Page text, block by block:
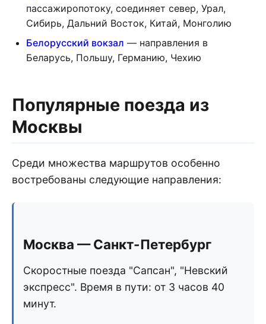
пассажиропотоку, соединяет север, Урал,
Сибирь, Дальний Восток, Китай, Монголию
Белорусский вокзал — направления в
Беларусь, Польшу, Германию, Чехию
Популярные поезда из
Москвы
Среди множества маршрутов особенно
востребованы следующие направления:
Москва — Санкт-Петербург
Скоростные поезда "Сапсан", "Невский
экспресс". Время в пути: от 3 часов 40
минут.